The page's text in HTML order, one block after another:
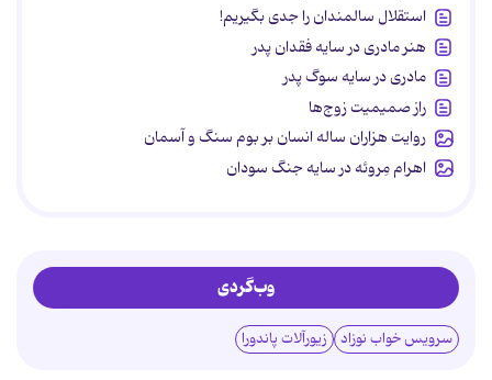
استقلال سالمندان را جدی بگیریم!
هنر مادری در سایه‌ فقدان پدر
مادری در سایه سوگ پدر
راز صمیمیت زوج‌ها
روایت هزاران ساله انسان بر بوم سنگ و آسمان
اهرام مِروئه در سایه جنگ سودان
وب‌گردی
سرویس خواب نوزاد زیورآلات پاندورا